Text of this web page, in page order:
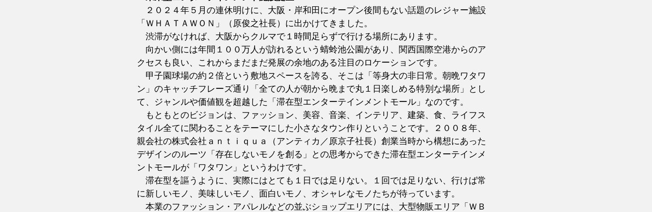
２０２４年５月の連休明けに、大阪・岸和田にオープン後間もない話題のレジャー施設
「ＷＨＡＴＡＷＯＮ」（原俊之社長）に出かけてきました。
渋滞がなければ、大阪からクルマで１時間足らずで行ける場所にあります。
向かい側には年間１００万人が訪れるという蜻蛉池公園があり、関西国際空港からのア
クセスも良い、これからまだまだ発展の余地のある注目のロケーションです。
甲子園球場の約２倍という敷地スペースを誇る、そこは「等身大の非日常。朝晩ワタワ
ン」のキャッチフレーズ通り「全ての人が朝から晩まで丸１日楽しめる特別な場所」とし
て、ジャンルや価値観を超越した「滞在型エンターテインメントモール」なのです。
もともとのビジョンは、ファッション、美容、音楽、インテリア、建築、食、ライフス
タイル全てに関わることをテーマにした小さなタウン作りということです。２００８年、
親会社の株式会社ａｎｔｉｑｕａ（アンティカ／原京子社長）創業当時から構想にあった
デザインのルーツ「存在しないモノを創る」との思考からできた滞在型エンターテインメ
ントモールが「ワタワン」というわけです。
滞在型を謳うように、実際にはとても１日では足りない。１回では足りない、行けば常
に新しいモノ、美味しいモノ、面白いモノ、オシャレなモノたちが待っています。
本業のファッション・アパレルなどの並ぶショップエリアには、大型物販エリア「ＷＢ